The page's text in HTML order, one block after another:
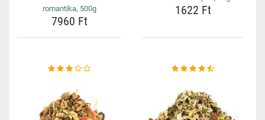
romantika, 500g
7960 Ft
1622 Ft